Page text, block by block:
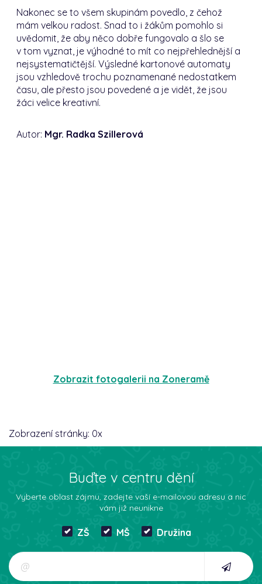
Nakonec se to všem skupinám povedlo, z čehož
mám velkou radost. Snad to i žákům pomohlo si
uvědomit, že aby něco dobře fungovalo a šlo se
v tom vyznat, je výhodné to mít co nejpřehlednější a
nejsystematičtější. Výsledné kartonové automaty
jsou vzhledově trochu poznamenané nedostatkem
času, ale přesto jsou povedené a je vidět, že jsou
žáci velice kreativní.
Autor: Mgr. Radka Szillerová
Zobrazit fotogalerii na Zoneramě
Zobrazení stránky: 0x
Buďte v centru dění
Vyberte oblast zájmu, zadejte vaší e-mailovou adresu a nic
vám již neunikne
ZŠ MŠ Družina